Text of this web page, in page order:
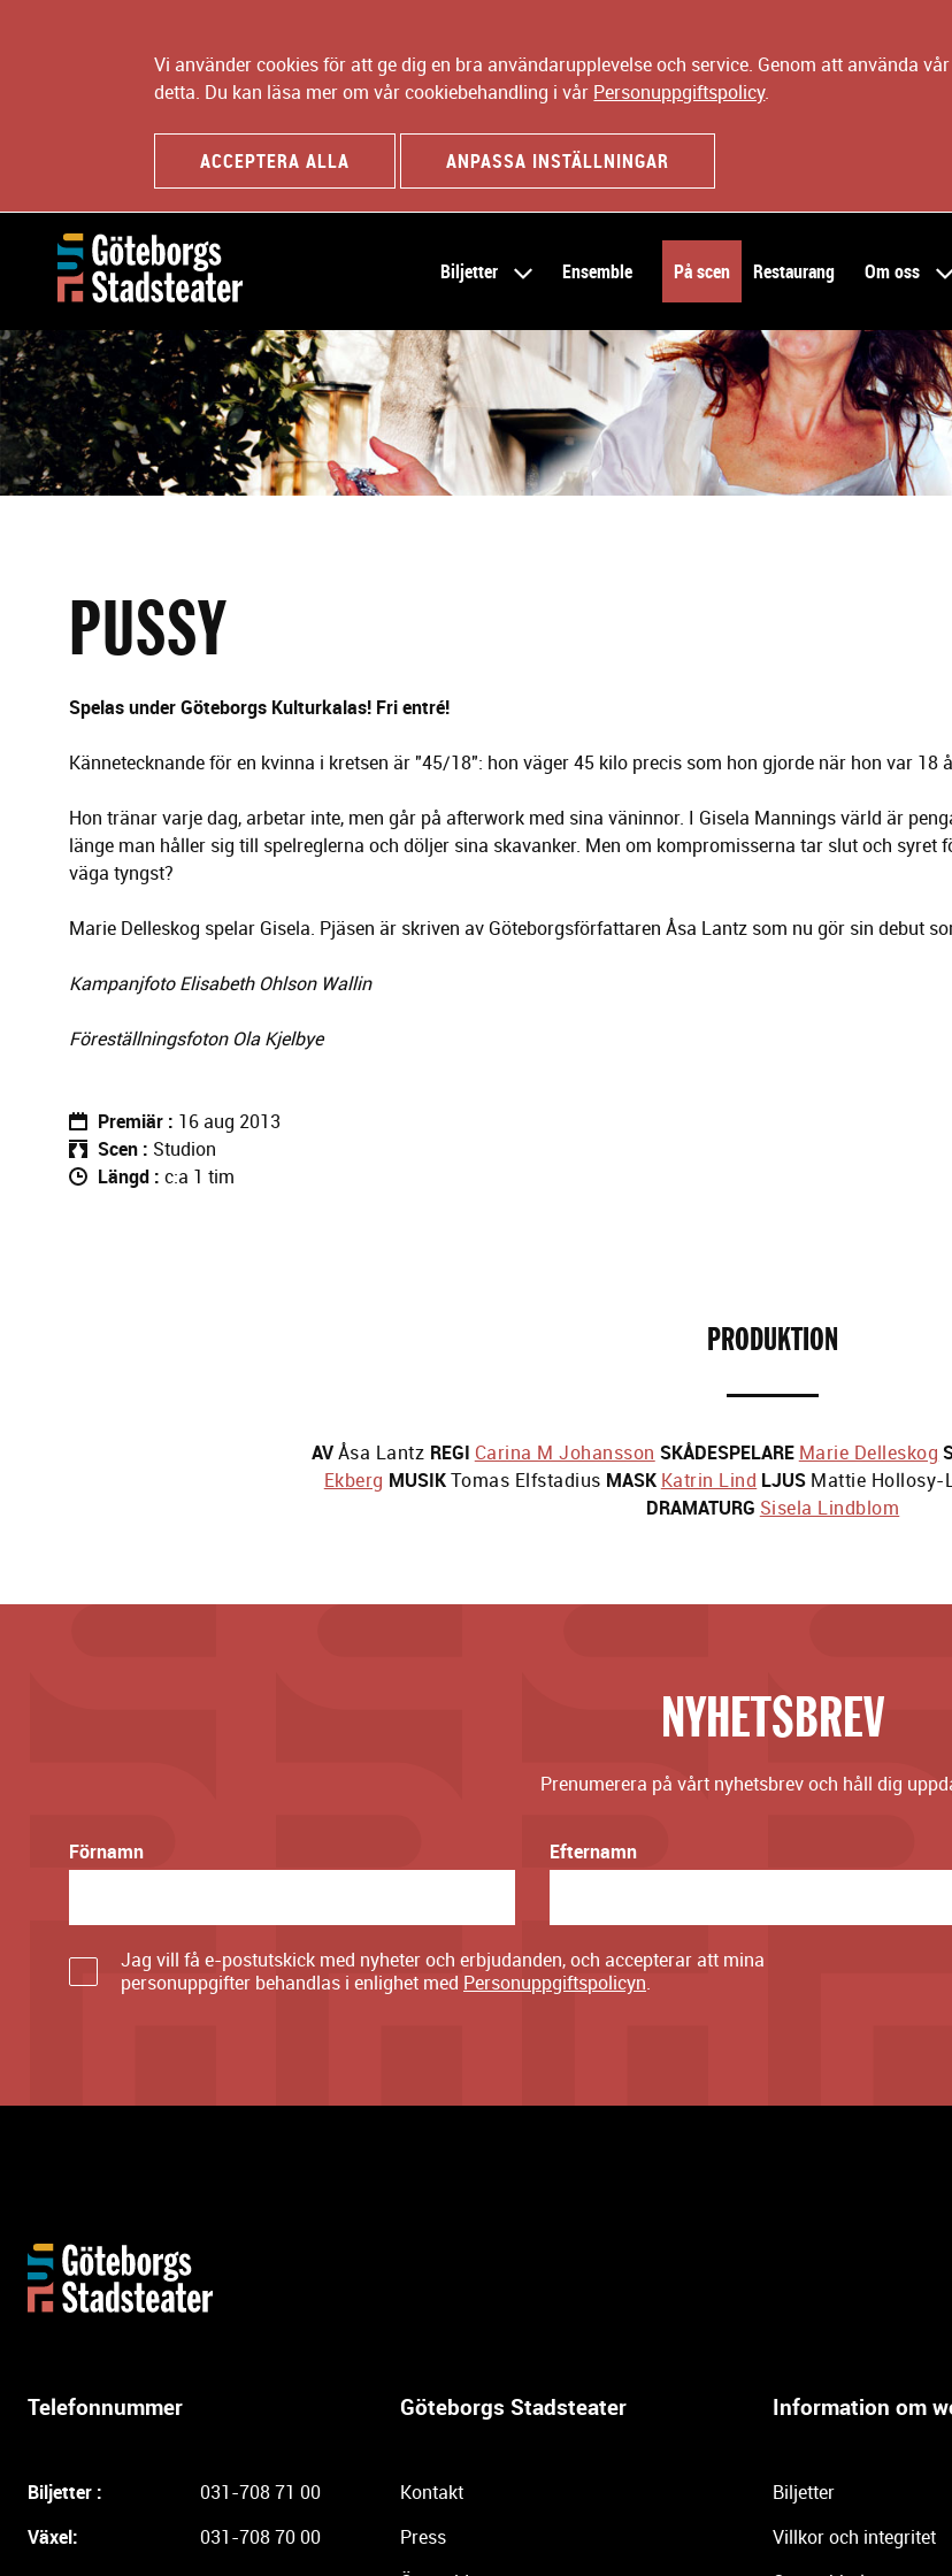
Vi använder cookies för att ge dig en bra användarupplevelse och service. Genom att använda
detta. Du kan läsa mer om vår cookiebehandling i vår Personuppgiftspolicy.
ACCEPTERA ALLA ANPASSA INSTÄLLNINGAR
H
v
u
d
n
a
v
i
Biljetter Ensemble På scen Restaurang Om oss
PUSSY
Spelas under Göteborgs Kulturkalas! Fri entré!
Kännetecknande för en kvinna i kretsen är "45/18": hon väger 45 kilo precis som hon gjorde när hon var 18
Hon tränar varje dag, arbetar inte, men går på afterwork med sina väninnor. I Gisela Mannings värld är
länge man håller sig till spelreglerna och döljer sina skavanker. Men om kompromisserna tar slut och syret
väga tyngst?
Marie Delleskog spelar Gisela. Pjäsen är skriven av Göteborgsförfattaren Åsa Lantz som nu gör sin debut
Kampanjfoto Elisabeth Ohlson Wallin
Föreställningsfoton Ola Kjelbye
Premiär
16 aug 2013
Scen
Studion
Längd c:a 1 tim
PRODUKTION
AVÅsa Lantz REGI Carina M Johansson SKÅDESPELARE Marie Delleskog
Ekberg MUSIKTomas Elfstadius MASK Katrin Lind LJUS Mattie Hollosy-
DRAMATURG Sisela Lindblom
NYHETSBREV
Prenumerera på vårt nyhetsbrev och håll dig
Förnamn Efternamn
Jag vill få e-postutskick med nyheter och erbjudanden, och accepterar att mina
personuppgifter behandlas i enlighet med Personuppgiftspolicyn.
Telefonnummer
Biljetter :
031-708 71 00
Växel:
031-708 70 00
Göteborgs Stadsteater
Kontakt
Press
Information om
Biljetter
Villkor och integritet